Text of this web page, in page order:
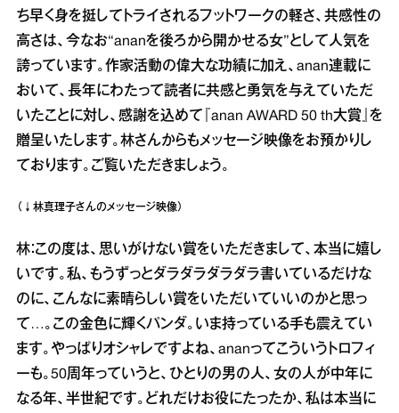
ち早く身を挺してトライされるフットワークの軽さ、共感性の
高さは、今なお“ananを後ろから開かせる女”として人気を
誇っています。作家活動の偉大な功績に加え、anan連載に
おいて、長年にわたって読者に共感と勇気を与えていただ
いたことに対し、感謝を込めて『anan AWARD 50 th大賞』を
贈呈いたします。林さんからもメッセージ映像をお預かりし
ております。ご覧いただきましょう。
（↓林真理子さんのメッセージ映像）
林：この度は、思いがけない賞をいただきまして、本当に嬉し
いです。私、もうずっとダラダラダラダラ書いているだけな
のに、こんなに素晴らしい賞をいただいていいのかと思っ
て…。この金色に輝くパンダ。いま持っている手も震えてい
ます。やっぱりオシャレですよね、ananってこういうトロフィ
ーも。50周年っていうと、ひとりの男の人、女の人が中年に
なる年、半世紀です。どれだけお役にたったか、私は本当に